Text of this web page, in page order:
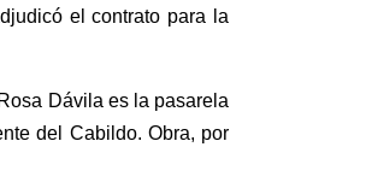
el contrato para la
Dávila es la pasarela
del Cabildo. Obra, por